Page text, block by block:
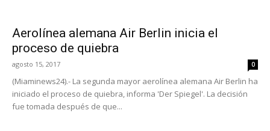
Aerolínea alemana Air Berlin inicia el
proceso de quiebra
agosto 15, 2017 0
(Miaminews24).- La segunda mayor aerolínea alemana Air Berlin ha
iniciado el proceso de quiebra, informa 'Der Spiegel'. La decisión
fue tomada después de que...